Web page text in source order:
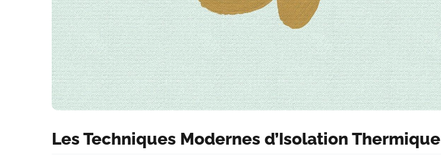
Les Techniques Modernes d’Isolation Thermique